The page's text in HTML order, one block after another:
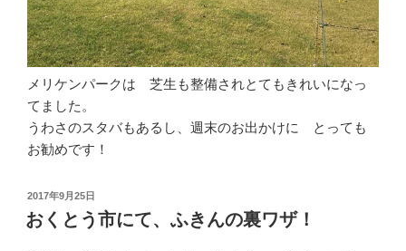
メリケンパークは 芝生も整備されとてもきれいになっ
てました。
うわさのスタバもあるし、週末のお出かけに とっても
お勧めです！
投
稿
日:
2017年9月25日
おくとう市にて、ふきんの裏ワザ！